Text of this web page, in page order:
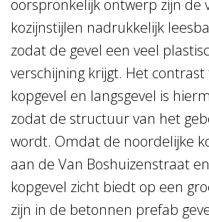
oorspronkelijk ontwerp zijn de
kozijnstijlen nadrukkelijk
zodat de gevel een veel
verschijning krijgt. Het
kopgevel en langsgevel is
zodat de structuur van het
wordt. Omdat de noordelijke
aan de Van Boshuizenstraat
kopgevel zicht biedt op een
zijn in de betonnen prefab